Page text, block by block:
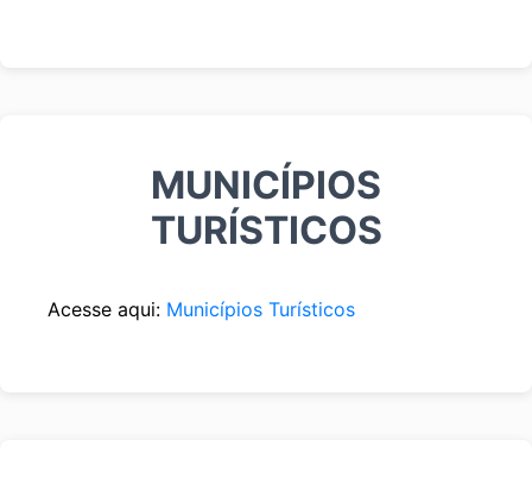
MUNICÍPIOS
TURÍSTICOS
Acesse aqui: Municípios Turísticos